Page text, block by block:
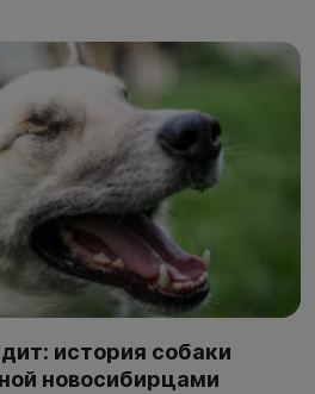
история собаки
новосибирцами